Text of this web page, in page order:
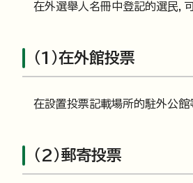
在外選舉人名冊中登記的選民，
（1）在外館投票
在設置投票記載場所的駐外公館
（2）郵寄投票